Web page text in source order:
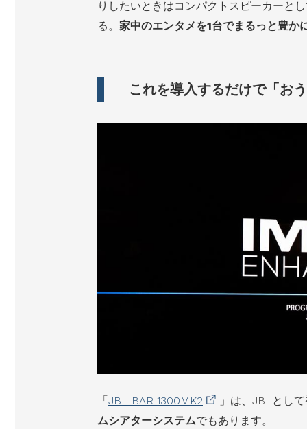
りしたいときはコンパクトスピーカーと
る。 家中のエンタメを1台でまるっと豊か
これを導入するだけで「お
「JBL BAR 1300MK2
」は、JBLとし
ムシアターシステムでもあります。